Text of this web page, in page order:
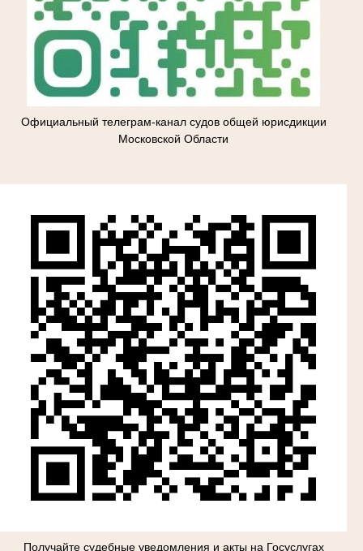
Официальный телеграм-канал судов общей юрисдикции
Московской Области
Получайте судебные уведомления и акты на Госуслугах